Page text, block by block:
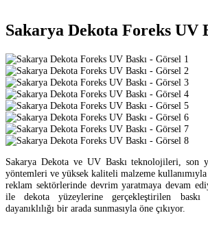
Sakarya Dekota Foreks UV
Sakarya Dekota ve UV Baskı teknolojileri, son
yöntemleri ve yüksek kaliteli malzeme
reklam sektörlerinde devrim yaratmaya devam
ile dekota yüzeylerine gerçekleştirilen
dayanıklılığı bir arada sunmasıyla öne çıkıyor.